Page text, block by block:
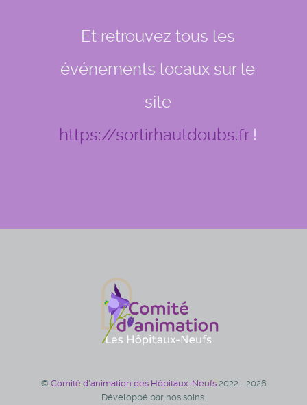
Et retrouvez tous les
événements locaux sur le
site
https://sortirhautdoubs.fr!
© Comité d'animation des Hôpitaux-Neufs 2022 - 2026
Développé par nos soins.